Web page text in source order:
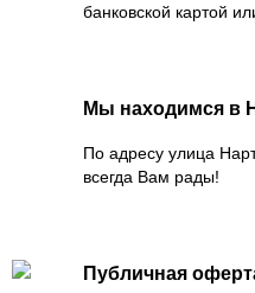
банковской картой
Мы находимся в
По адресу улица
всегда Вам рады!
Публичная